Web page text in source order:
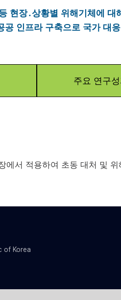
현장․상황별 위해기체에
공 인프라 구축으로 국가 대
주요 연구
서 적용하여 초동 대처 및
of Korea